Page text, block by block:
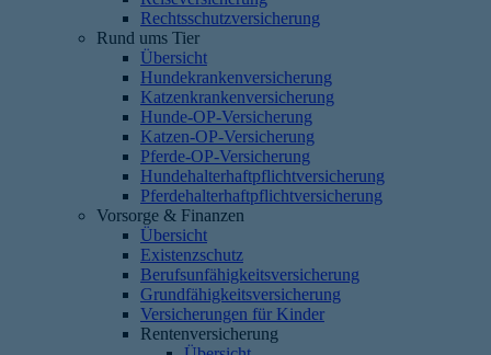
Rechtsschutzversicherung
Rund ums Tier
Übersicht
Hundekrankenversicherung
Katzenkrankenversicherung
Hunde-OP-Versicherung
Katzen-OP-Versicherung
Pferde-OP-Versicherung
Hundehalterhaftpflichtversicherung
Pferdehalterhaftpflichtversicherung
Vorsorge & Finanzen
Übersicht
Existenzschutz
Berufsunfähigkeitsversicherung
Grundfähigkeitsversicherung
Versicherungen für Kinder
Rentenversicherung